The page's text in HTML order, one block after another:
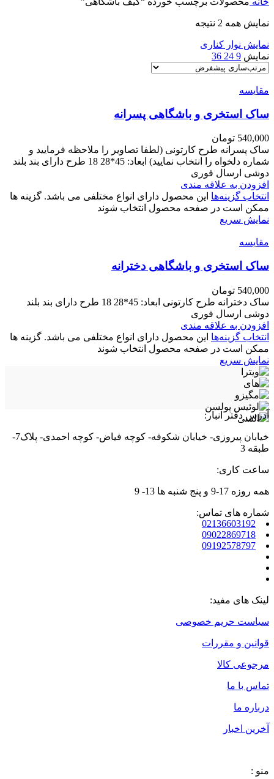
نمایش همه 2 نتیجه
نمایش نوار کناری
نمایش 9
24
36
مقايسه
ساک استخری و باشگاهی پسرانه
540,000 تومان
ساک پسرانه طرح کارتونی (لطفا تصاویر را ملاحظه فرمایید و
شماره دلخواه را انتخاب نمایید) ابعاد: 45*28 18 طرح دارای بند بلند
دوشی ارسال فوری
افزودن به علاقه مندی
انتخاب گزینه‌ها این محصول دارای انواع مختلفی می باشد. گزینه ها
ممکن است در صفحه محصول انتخاب شوند
نمایش سریع
مقايسه
ساک استخری و باشگاهی دخترانه
540,000 تومان
ساک دخترانه طرح کارتونی ابعاد: 45*28 18 طرح دارای بند بلند
دوشی ارسال فوری
افزودن به علاقه مندی
انتخاب گزینه‌ها این محصول دارای انواع مختلفی می باشد. گزینه ها
ممکن است در صفحه محصول انتخاب شوند
نمایش سریع
آدرس دفتر انبار:
خیابان پیروزی- خیابان شکوفه- کوچه فیاض- کوچه احمدی- پلاک7-
طبقه 3
ساعت کاری:
همه روزه 17-9 و پنج شنبه ها 13- 9
شماره های تماس:
02136603192
09022869718
09192578797
لینک های مفید:
سیاست حریم خصوصی
قوانین و مقررات
مرجوعی کالا
تماس با ما
درباره ما
آخرین اخبار
منو :